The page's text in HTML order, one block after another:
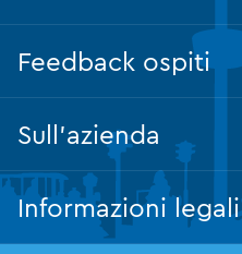
Feedback ospiti
Sull'azienda
Informazioni legali